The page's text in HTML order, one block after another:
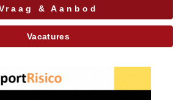
Vraag & Aanbod
Vacatures